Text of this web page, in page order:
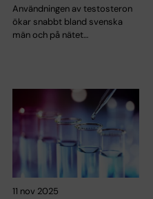
Användningen av testosteron
ökar snabbt bland svenska
män och på nätet…
11 nov 2025